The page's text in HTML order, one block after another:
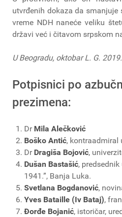
utvrđenih dokaza da smanjuje
vreme NDH naneće veliku
državi već i čitavom srpskom
U Beogradu, oktobar L. G.
Potpisnici po
prezimena:
Dr Mila Alečković
Boško Antić, kontraadmiral
Dr Dragiša Bojović,
Dušan Bastašić,
1941.”, Banja Luka.
Svetlana Bogdanović,
Yves Bataille (Iv Bataj),
Đorđe Bojanić, istoričar,